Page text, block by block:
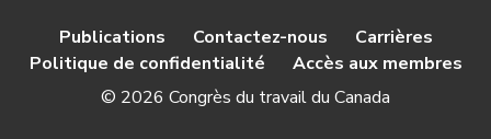
Publications Contactez-nous
Carrières
Politique de confidentialité
Accès aux membres
© 2026 Congrès du travail du Canada